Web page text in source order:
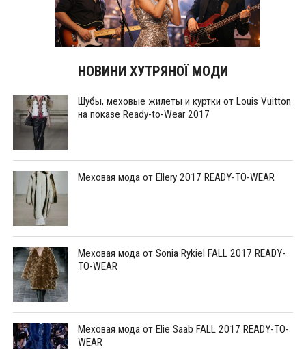
НОВИНИ ХУТРЯНОЇ МОДИ
Шубы, меховые жилеты и куртки от Louis Vuitton
на показе Ready-to-Wear 2017
Меховая мода от Ellery 2017 READY-TO-WEAR
Меховая мода от Sonia Rykiel FALL 2017 READY-
TO-WEAR
Меховая мода от Elie Saab FALL 2017 READY-TO-
WEAR